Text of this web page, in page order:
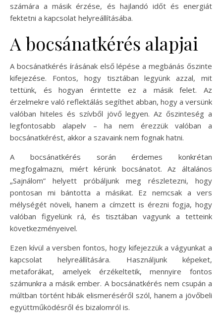
számára a másik érzése, és hajlandó időt és energiát
fektetni a kapcsolat helyreállításába.
A bocsánatkérés alapjai
A bocsánatkérés írásának első lépése a megbánás őszinte
kifejezése. Fontos, hogy tisztában legyünk azzal, mit
tettünk, és hogyan érintette ez a másik felet. Az
érzelmekre való reflektálás segíthet abban, hogy a versünk
valóban hiteles és szívből jövő legyen. Az őszinteség a
legfontosabb alapelv – ha nem érezzük valóban a
bocsánatkérést, akkor a szavaink nem fognak hatni.
A bocsánatkérés során érdemes konkrétan
megfogalmazni, miért kérünk bocsánatot. Az általános
„Sajnálom” helyett próbáljunk meg részletezni, hogy
pontosan mi bántotta a másikat. Ez nemcsak a vers
mélységét növeli, hanem a címzett is érezni fogja, hogy
valóban figyelünk rá, és tisztában vagyunk a tetteink
következményeivel.
Ezen kívül a versben fontos, hogy kifejezzük a vágyunkat a
kapcsolat helyreállítására. Használjunk képeket,
metaforákat, amelyek érzékeltetik, mennyire fontos
számunkra a másik ember. A bocsánatkérés nem csupán a
múltban történt hibák elismeréséről szól, hanem a jövőbeli
együttműködésről és bizalomról is.